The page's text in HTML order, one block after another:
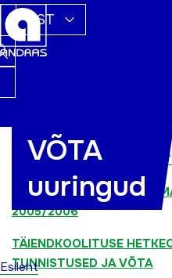
EST
Esileht
VÕTA
uuringud
KÕRGKOOLIDE
ÜLIÕPILASTE SOTSIAAL-
2005/2006
TÄIENDKOOLITUSE
TUNNISTUSED JA VÕTA